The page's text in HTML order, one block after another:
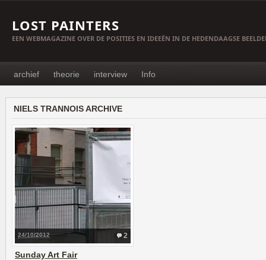
LOST PAINTERS
EEN WEBMAGAZINE OVER DE POSITIES EN IDEEËN IN DE HEDENDAAGSE
archief theorie interview Info
NIELS TRANNOIS ARCHIVE
2
24/10/2012
Sunday Art Fair